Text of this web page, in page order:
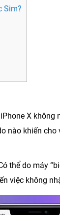
Sim?
iPhone X không
nào khiến cho
thể do máy
việc không